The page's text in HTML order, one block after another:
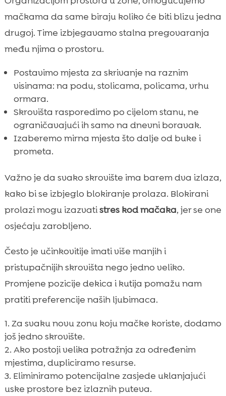
mačkama da same biraju koliko će biti blizu jedna
drugoj. Time izbjegavamo stalna pregovaranja
među njima o prostoru.
Postavimo mjesta za skrivanje na raznim
visinama: na podu, stolicama, policama, vrhu
ormara.
Skrovišta rasporedimo po cijelom stanu, ne
ograničavajući ih samo na dnevni boravak.
Izaberemo mirna mjesta što dalje od buke i
prometa.
Važno je da svako skrovište ima barem dva izlaza,
kako bi se izbjeglo blokiranje prolaza. Blokirani
prolazi mogu izazvatistres kod mačaka, jer se one
osjećaju zarobljeno.
Često je učinkovitije imati više manjih i
pristupačnijih skrovišta nego jedno veliko.
Promjene pozicije dekica i kutija pomažu nam
pratiti preferencije naših ljubimaca.
Za svaku novu zonu koju mačke koriste, dodamo
još jedno skrovište.
Ako postoji velika potražnja za određenim
mjestima, dupliciramo resurse.
Eliminiramo potencijalne zasjede uklanjajući
uske prostore bez izlaznih puteva.